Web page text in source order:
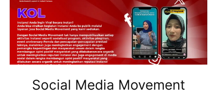
Social Media Movement